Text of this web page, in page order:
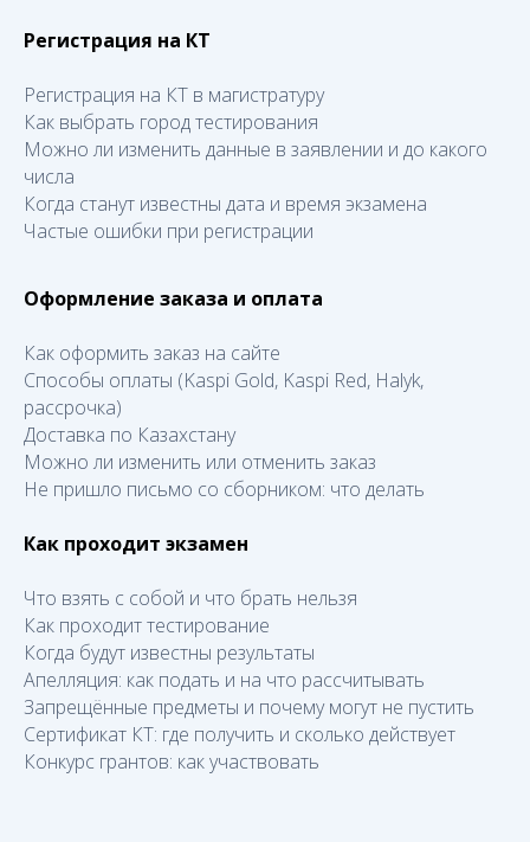
Регистрация на КТ
Регистрация на КТ в магистратуру
Как выбрать город тестирования
Можно ли изменить данные в заявлении и до какого
числа
Когда станут известны дата и время экзамена
Частые ошибки при регистрации
Оформление заказа и оплата
Как оформить заказ на сайте
Способы оплаты (Kaspi Gold, Kaspi Red, Halyk,
рассрочка)
Доставка по Казахстану
Можно ли изменить или отменить заказ
Не пришло письмо со сборником: что делать
Как проходит экзамен
Что взять с собой и что брать нельзя
Как проходит тестирование
Когда будут известны результаты
Апелляция: как подать и на что рассчитывать
Запрещённые предметы и почему могут не пустить
Сертификат КТ: где получить и сколько действует
Конкурс грантов: как участвовать